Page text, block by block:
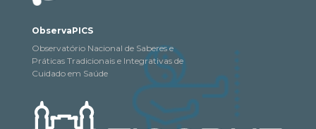
ObservaPICS
Observatório Nacional de Saberes e
Práticas Tradicionais e Integrativas de
Cuidado em Saúde